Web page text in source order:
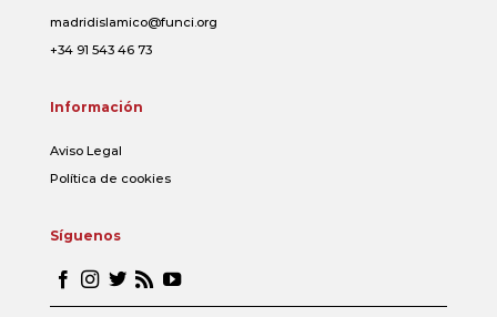
madridislamico@funci.org
+34 91 543 46 73
Información
Aviso Legal
Política de cookies
Síguenos